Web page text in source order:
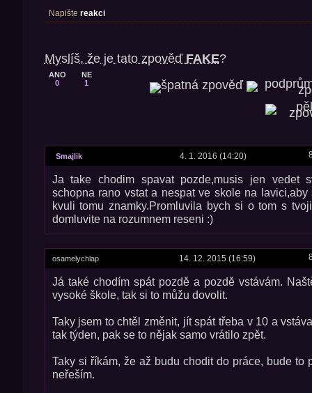
Napište reakci
Myslíš, že je tato zpověď FAKE?
ANO
0
NE
1
Smajlik 4. 1. 2016 (14:20)
Ja take chodim spavat pozde,musis jen vedet
schopna rano vstat a nespat ve skole na
kvuli tomu znamky.Promluvila bych si o tom s
domluvite na rozumnem reseni :)
osamelychlap 14. 12. 2015 (16:59)
Já také chodím spát pozdě a pozdě vstávám.
vysoké škole, tak si to můžu dovolit.
Taky jsem to chtěl změnit, jít spát třeba v 10 a
tak týden, pak se to nějak samo vrátilo zpět.
Taky si říkám, že až budu chodit do práce, bude to
neřeším.